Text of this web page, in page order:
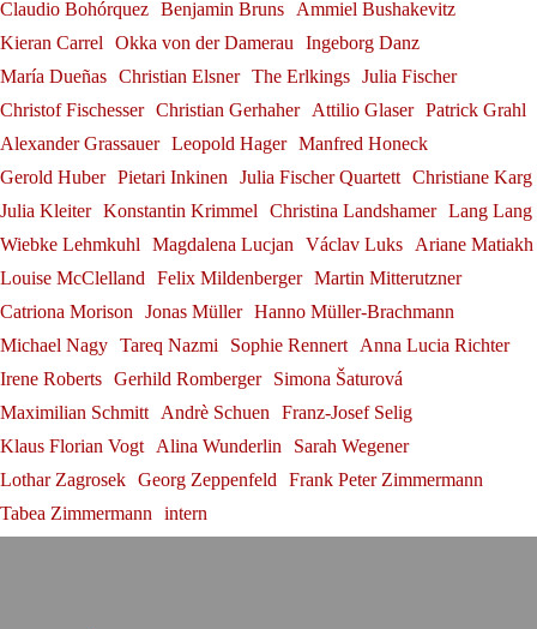
Neuerscheinung: "Herbert
Blomstedt und die Kunst des
Dirigierens"
Herbert Blomstedt
Andrè Schuen bei den
Salzburger Festspielen
Andrè Schuen
Sophie Rennert in Innsbruck
Sophie Rennert
Debüt: Konstantin Krimmel &
Ammiel Bushakevitz bei den
Salzburger Festspielen
Konstantin Krimmel
Tabea Zimmermann in Siena
Tabea Zimmermann
Bande
Gerold Huber
Bayreuth
Alexander Grassauer
Bayreuther Festspielen
Georg Zeppenfeld
Claudio Bohórquez Benjamin Bruns
Ammiel Bushakevitz
Kieran Carrel
Okka von der Damerau
Ingeborg Danz
María Dueñas Christian Elsner The Erlkings Julia Fischer
Christof Fischesser Christian Gerhaher Attilio Glaser Patrick Grahl
Alexander Grassauer Leopold Hager Manfred Honeck
Gerold Huber Pietari Inkinen Julia Fischer Quartett Christiane Karg
Julia Kleiter Konstantin Krimmel Christina Landshamer Lang Lang
Wiebke Lehmkuhl
Magdalena Lucjan Václav Luks
Ariane Matiakh
Louise McClelland
Felix Mildenberger Martin Mitterutzner
Catriona Morison
Jonas Müller Hanno Müller-Brachmann
Michael Nagy Tareq Nazmi Sophie Rennert
Anna Lucia Richter
Irene Roberts Gerhild Romberger
Simona Šaturová
Maximilian Schmitt
Andrè Schuen
Franz-Josef Selig
Klaus Florian Vogt
Alina Wunderlin
Sarah Wegener
Lothar Zagrosek Georg Zeppenfeld
Frank Peter Zimmermann
Tabea Zimmermann
intern